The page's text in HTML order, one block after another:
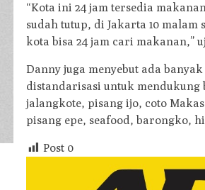
“Kota ini 24 jam tersedia
sudah tutup, di Jakarta 10
kota bisa 24 jam cari makanan,”
Danny juga menyebut ada
distandarisasi untuk
jalangkote, pisang ijo, coto
pisang epe, seafood, barongko,
Post 0